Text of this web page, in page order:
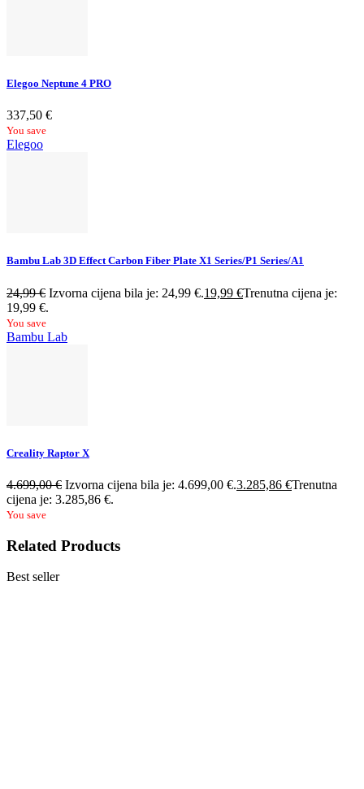
Elegoo Neptune 4 PRO
337,50 €
You save
Elegoo
Bambu Lab 3D Effect Carbon Fiber Plate X1 Series/P1 Series/A1
24,99€ Izvorna cijena bila je: 24,99 €.19,99 €Trenutna cijena je:
19,99 €.
You save
Bambu Lab
Creality Raptor X
4.699,00€ Izvorna cijena bila je: 4.699,00 €.3.285,86 €Trenutna
cijena je: 3.285,86 €.
You save
Related Products
Best seller